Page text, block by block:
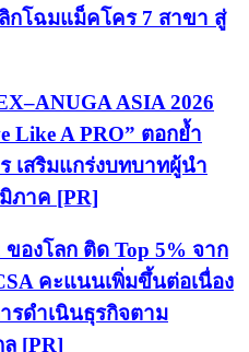
กโฉมแม็คโคร 7 สาขา สู่
ASIA 2026
Like A PRO” ตอกย้ำ
เสริมแกร่งบทบาทผู้นำ
ภาค [PR]
องโลก ติด Top 5% จาก
คะแนนเพิ่มขึ้นต่อเนื่อง
รดำเนินธุรกิจตาม
[PR]